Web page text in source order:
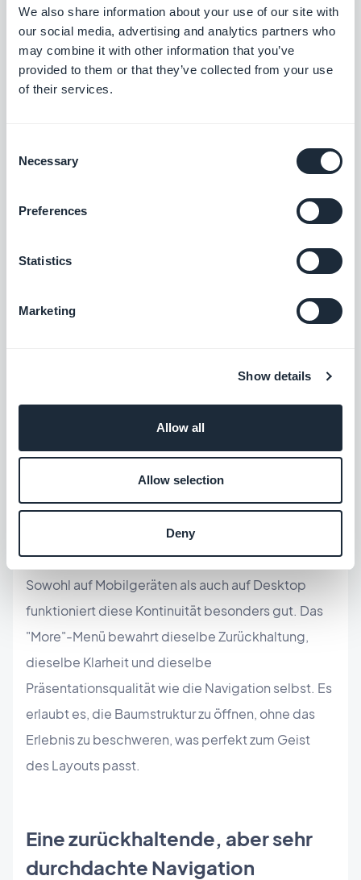
We also share information about your use of our site with
our social media, advertising and analytics partners who
may combine it with other information that you’ve
provided to them or that they’ve collected from your use
of their services.
Selection
Necessary
Preferences
Statistics
Marketing
Show details
Allow all
Allow selection
Deny
Ein "More"-Menü in derselben
Zugriff auf die ausgeblendeten Tabs ermöglicht,
setzt dasselbe Streben nach Schlichtheit fort.
Sowohl auf Mobilgeräten als auch auf Desktop
funktioniert diese Kontinuität besonders gut. Das
"More"-Menü bewahrt dieselbe Zurückhaltung,
dieselbe Klarheit und dieselbe
Präsentationsqualität wie die Navigation selbst. Es
erlaubt es, die Baumstruktur zu öffnen, ohne das
Erlebnis zu beschweren, was perfekt zum Geist
des Layouts passt.
Eine zurückhaltende, aber sehr
durchdachte Navigation